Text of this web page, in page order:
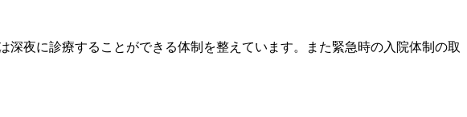
夜に診療することができる体制を整えています。また緊急時の入院体制の取